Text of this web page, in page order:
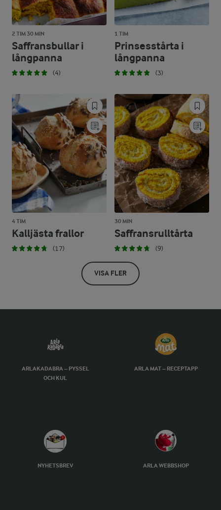
2 TIM 30 MIN
Saffransbullar i
långpanna
(4)
1 TIM
Prinsesstårta i
långpanna
(3)
4 TIM
Kalljästa frallor
(17)
30 MIN
Saffransrulltårta
(9)
VISA FLER
ARLAKADABRA – PYSSEL
OCH KUL
ARLA MAT – RECEPTAPP
NYHETSBREV ARLA WEBBSHOP